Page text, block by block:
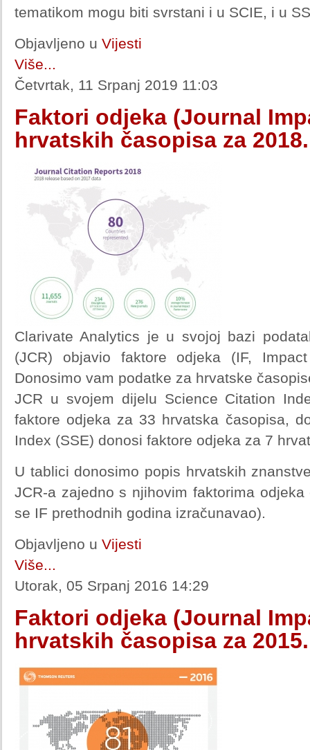
tematikom mogu biti svrstani i u SCIE, i u
Objavljeno u Vijesti
Više...
Četvrtak, 11 Srpanj 2019 11:03
Faktori odjeka (Journal
hrvatskih časopisa za
Clarivate Analytics je u svojoj bazi
(JCR) objavio faktore odjeka (IF,
Donosimo vam podatke za hrvatske
JCR u svojem dijelu Science Citation
faktore odjeka za 33 hrvatska časopisa,
Index (SSE) donosi faktore odjeka za 7
U tablici donosimo popis hrvatskih
JCR-a zajedno s njihovim faktorima
se IF prethodnih godina izračunavao).
Objavljeno u Vijesti
Više...
Utorak, 05 Srpanj 2016 14:29
Faktori odjeka (Journal
hrvatskih časopisa za